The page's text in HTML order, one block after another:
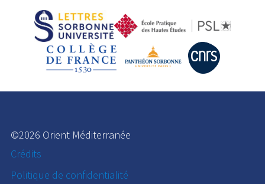
©2026 Orient Méditerranée
Crédits
Politique de confidentialité